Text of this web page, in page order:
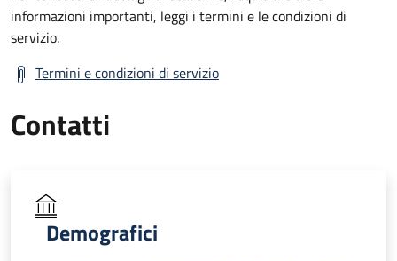
informazioni importanti, leggi i termini e le condizioni di
servizio.
Termini e condizioni di servizio
Contatti
Demografici